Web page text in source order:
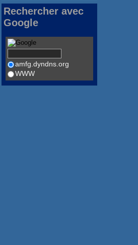
Rechercher avec
Google
amfg.dyndns.org
WWW